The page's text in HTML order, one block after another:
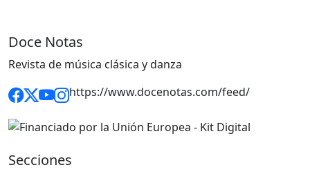
Doce Notas
Revista de música clásica y danza
https://www.docenotas.com/feed/
Secciones